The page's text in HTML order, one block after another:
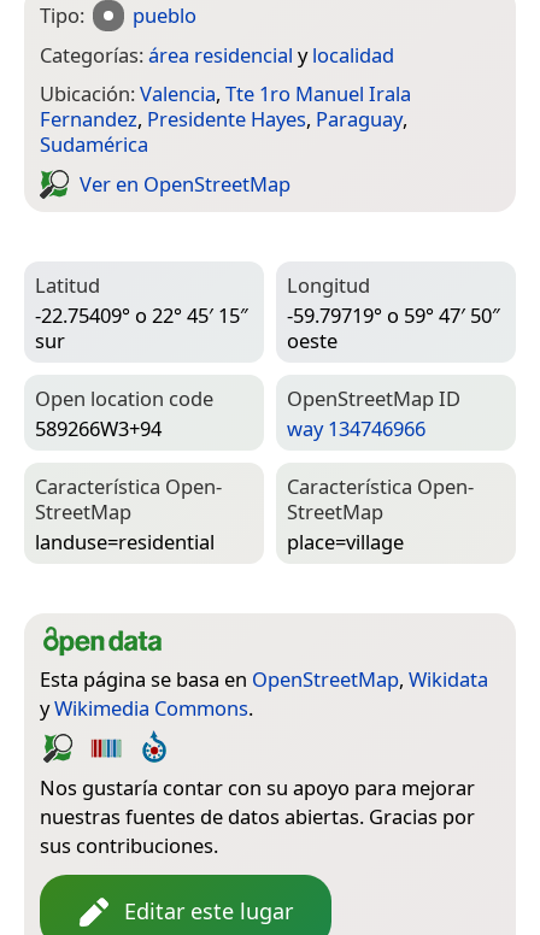
Tipo:
pueblo
Categorías:área residencial ylocalidad
Ubicación:Valencia, Tte 1ro Manuel Irala
Fernandez, Presidente Hayes, Paraguay,
Sudamérica
Ver en Open­Street­Map
Latitud
-22.75409° o 22° 45′ 15″
sur
Longitud
-59.79719° o 59° 47′ 50″
oeste
Open location code
589266W3+94
Open­Street­Map ID
way 134746966
Característica Open­
Street­Map
landuse=­residential
Característica Open­
Street­Map
place=­village
Esta página se basa en OpenStreetMap, Wikidata
yWikimedia Commons.
Nos gustaría contar con su apoyo para mejorar
nuestras fuentes de datos abiertas. Gracias por
sus contribuciones.
Editar este lugar